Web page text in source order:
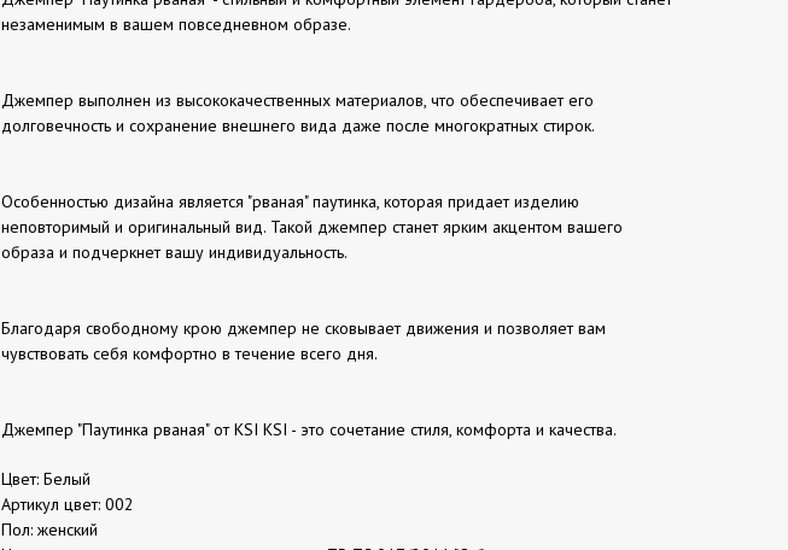
незаменимым в вашем повседневном образе.
Джемпер выполнен из высококачественных материалов, что обеспечивает его
долговечность и сохранение внешнего вида даже после многократных стирок.
Особенностью дизайна является "рваная" паутинка, которая придает изделию
неповторимый и оригинальный вид. Такой джемпер станет ярким акцентом вашего
образа и подчеркнет вашу индивидуальность.
Благодаря свободному крою джемпер не сковывает движения и позволяет вам
чувствовать себя комфортно в течение всего дня.
Джемпер "Паутинка рваная" от KSI KSI - это сочетание стиля, комфорта и качества.
Цвет: Белый
Артикул цвет: 002
Пол: женский